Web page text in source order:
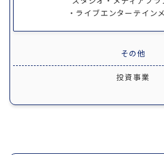
・ライブエンターテイン
その他
投資事業